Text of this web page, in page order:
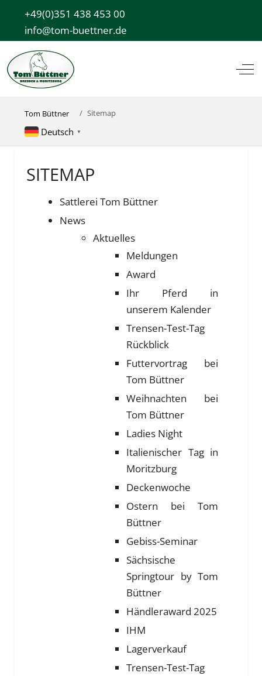
+49(0)351 438 453 00
info@tom-buettner.de
Tom Büttner Sitemap
Deutsch ▼
SITEMAP
Sattlerei Tom Büttner
News
Aktuelles
Meldungen
Award
Ihr Pferd in
unserem Kalender
Trensen-Test-Tag
Rückblick
Futtervortrag bei
Tom Büttner
Weihnachten bei
Tom Büttner
Ladies Night
Italienischer Tag in
Moritzburg
Deckenwoche
Ostern bei Tom
Büttner
Gebiss-Seminar
Sächsische
Springtour by Tom
Büttner
Händleraward 2025
IHM
Lagerverkauf
Trensen-Test-Tag